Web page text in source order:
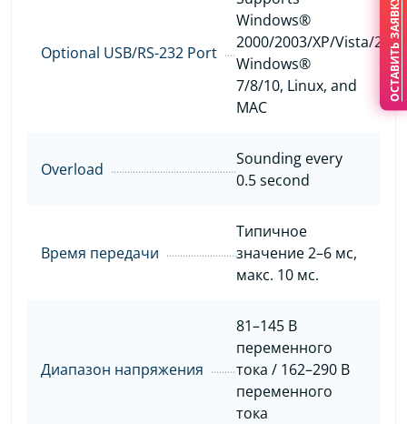
Optional USB/RS-232 Port
Windows®
2000/2003/XP/Vista/
Windows®
7/8/10, Linux, and
MAC
Overload
Sounding every
0.5 second
Время передачи
Типичное
значение 2–6 мс,
макс. 10 мс.
Диапазон напряжения
81–145 В
переменного
тока / 162–290 В
переменного
тока
ОСТАВИТЬ ЗАЯВКУ